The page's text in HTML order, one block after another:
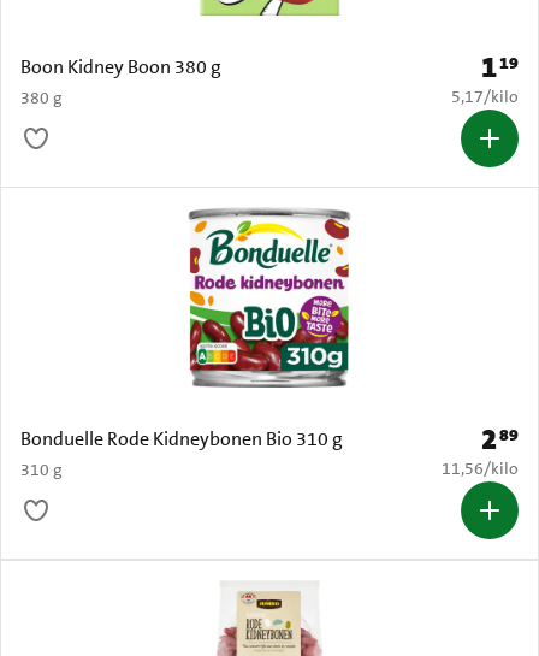
Boon Kidney Boon 380 g
380 g
Prijs:
119
€ 5,17 per
5,17/kilo
Bonduelle Rode Kidneybonen Bio 310 g
310 g
Prijs:
289
€ 11,56 per
11,56/kilo